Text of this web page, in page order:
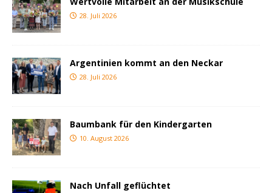
28. Juli 2026
Argentinien kommt an den Neckar
28. Juli 2026
Baumbank für den Kindergarten
10. August 2026
Nach Unfall geflüchtet